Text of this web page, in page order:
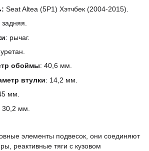
Seat Altea (5P1) Хэтчбек (2004-2015).
задняя.
: рычаг.
обоймы: 40,6 мм.
втулки: 14,2 мм.
мм.
30,2 мм.
элементы подвесок, они соединяют
реактивные тяги с кузовом